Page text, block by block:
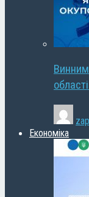
Винним
Економіка